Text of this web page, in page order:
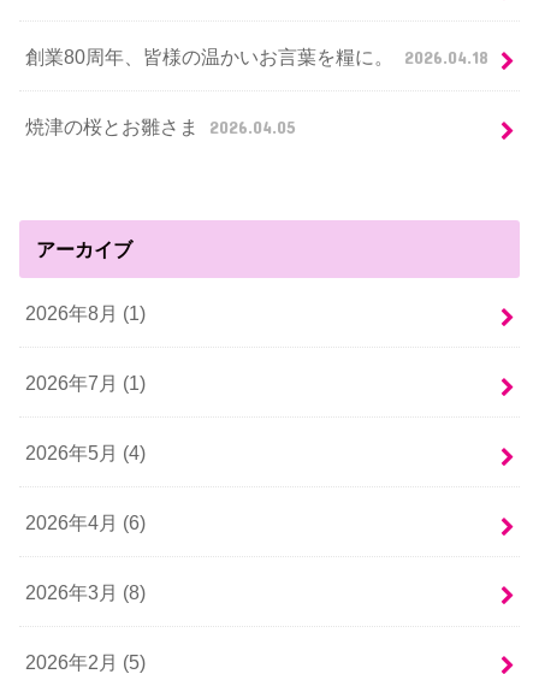
創業80周年、皆様の温かいお言葉を糧に。 2026.04.18
焼津の桜とお雛さま 2026.04.05
アーカイブ
2026年8月 (1)
2026年7月 (1)
2026年5月 (4)
2026年4月 (6)
2026年3月 (8)
2026年2月 (5)